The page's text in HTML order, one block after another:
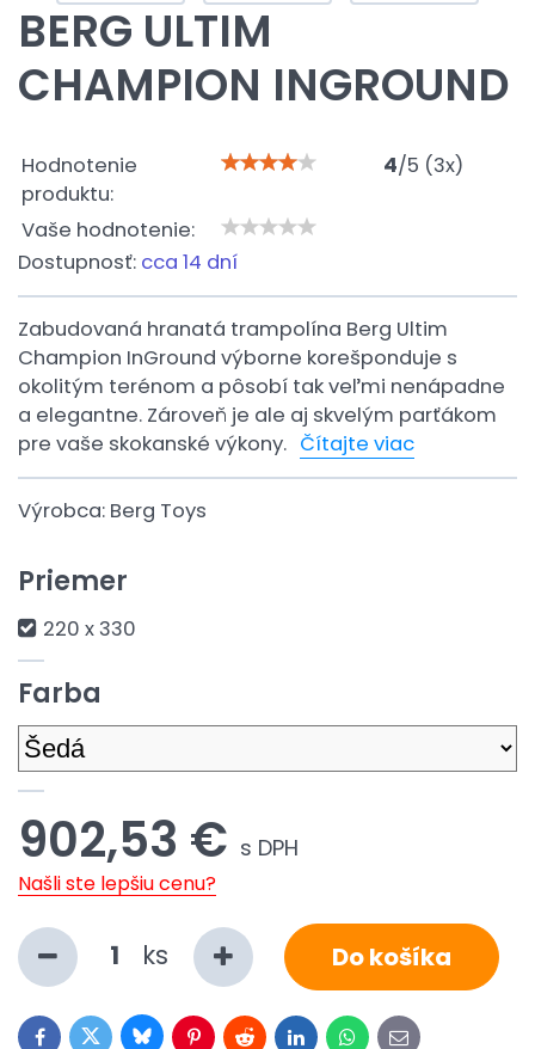
BERG ULTIM
CHAMPION INGROUND
Hodnotenie
produktu:
4/5 (3x)
Vaše hodnotenie:
Dostupnosť: cca 14 dní
Zabudovaná hranatá trampolína Berg Ultim
Champion InGround výborne korešponduje s
okolitým terénom a pôsobí tak veľmi nenápadne
a elegantne. Zároveň je ale aj skvelým parťákom
pre vaše skokanské výkony. Čítajte viac
Výrobca: Berg Toys
Priemer
220 x 330
Farba
902,53 € s DPH
Našli ste lepšiu cenu?
ks Do košíka
FacebookTwitterBlueskyPinterestRedditLinkedInWhatsApp
E-